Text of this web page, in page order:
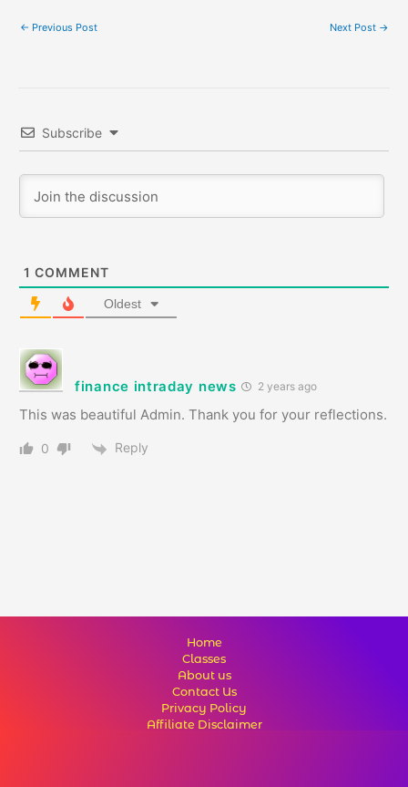
← Previous Post Next Post →
Subscribe
1 COMMENT
Oldest
finance intraday news 2 years ago
This was beautiful Admin. Thank you for your reflections.
0 Reply
Home
Classes
About us
Contact Us
Privacy Policy
Affiliate Disclaimer